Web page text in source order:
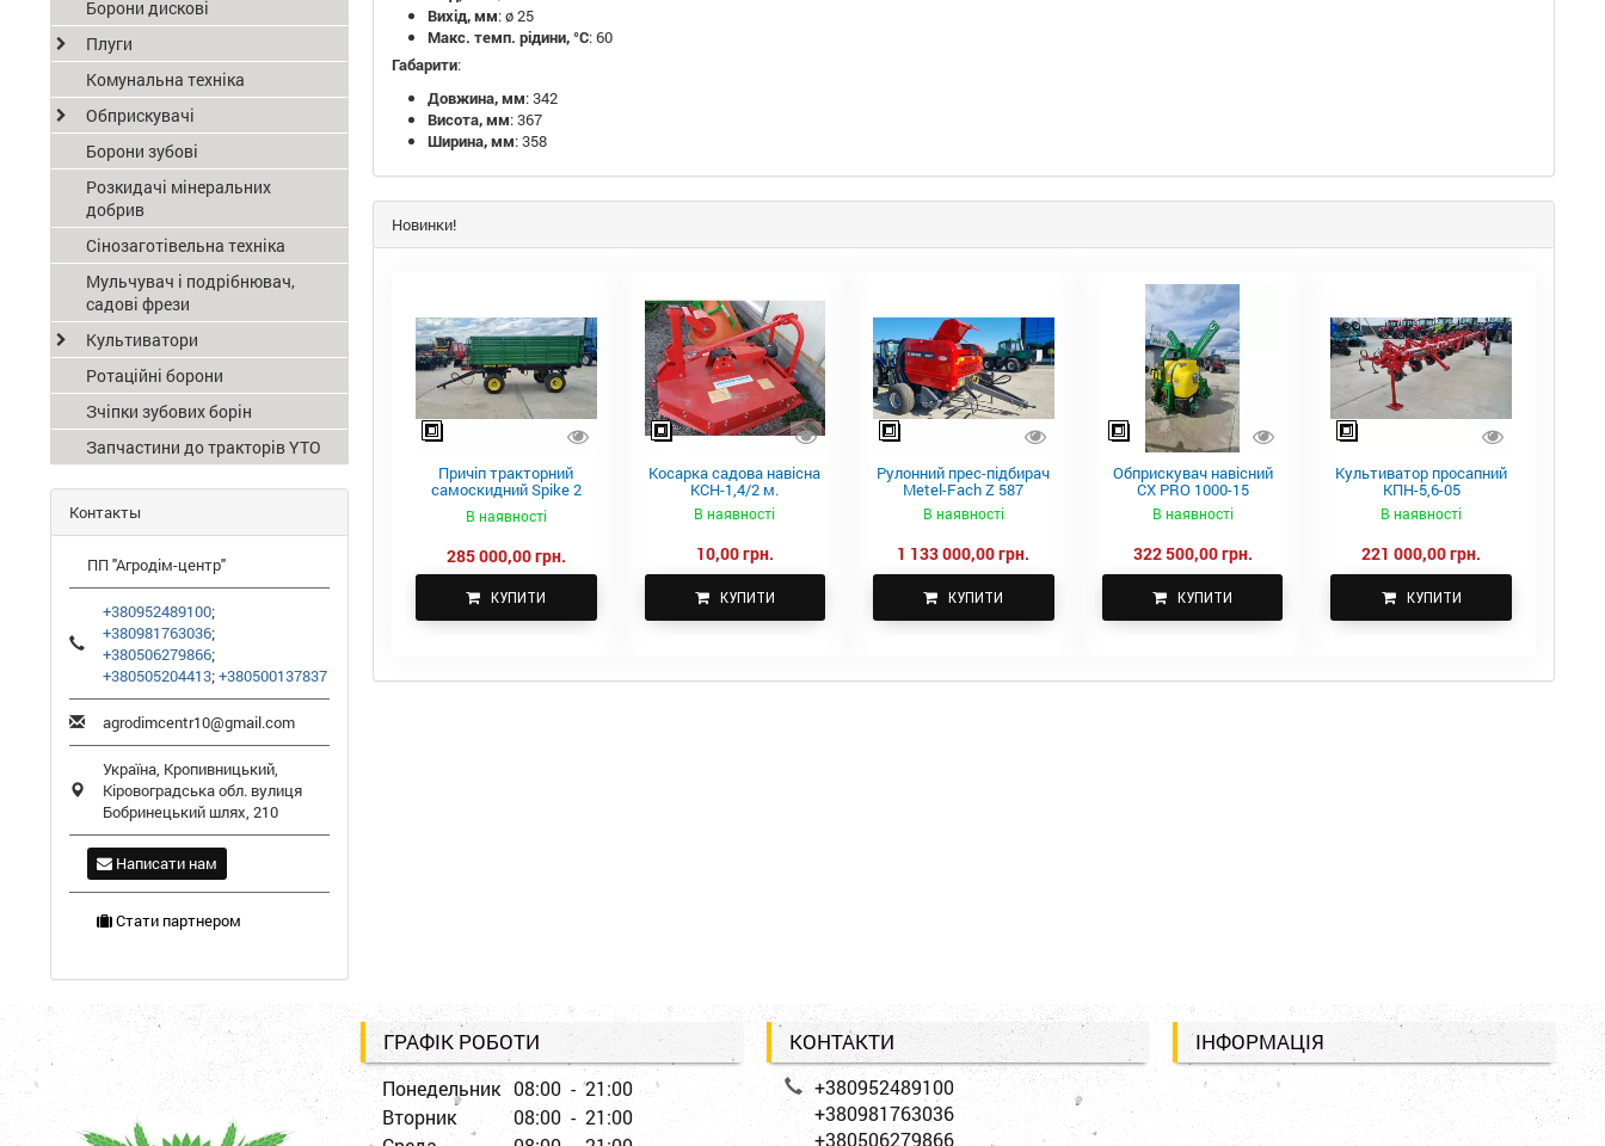
Вихід, мм: ø 25
Макс. темп. рідини, °C: 60
Габарити:
Довжина, мм: 342
Висота, мм: 367
Ширина, мм: 358
Новинки!
Причіп тракторний
самоскидний Spike 2
В наявності
285 000,00 грн.
КУПИТИ
Косарка садова навісна
КСН-1,4/2 м.
В наявності
10,00 грн.
КУПИТИ
Рулонний прес-підбирач
Metel-Fach Z 587
В наявності
1 133 000,00 грн.
КУПИТИ
Обприскувач навісний
CX PRO 1000-15
В наявності
322 500,00 грн.
КУПИТИ
Культиватор просапний
КПН-5,6-05
В наявності
221 000,00 грн.
КУПИТИ
Борони дискові
Плуги
Комунальна техніка
Обприскувачі
Борони зубові
Розкидачі мінеральних
добрив
Сінозаготівельна техніка
Мульчувач і подрібнювач,
садові фрези
Культиватори
Ротаційні борони
Зчіпки зубових борін
Запчастини до тракторів YTO
Контакты
ПП "Агродім-центр"
+380952489100;
+380981763036;
+380506279866;
+380505204413;+380500137837
agrodimcentr10@gmail.com
Україна, Кропивницький,
Кіровоградська обл. вулиця
Бобринецький шлях, 210
Написати нам
Стати партнером
ГРАФІК РОБОТИ
Понедельник 08:00 - 21:00
Вторник
08:00 - 21:00
КОНТАКТИ
+380952489100
+380981763036
+380506279866
ІНФОРМАЦІЯ